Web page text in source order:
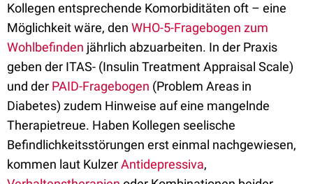
Kollegen entsprechende Komorbiditäten oft – eine
Möglichkeit wäre, den WHO-5-Fragebogen zum
Wohlbefinden jährlich abzuarbeiten. In der Praxis
geben der ITAS- (Insulin Treatment Appraisal Scale)
und der PAID-Fragebogen (Problem Areas in
Diabetes) zudem Hinweise auf eine mangelnde
Therapietreue. Haben Kollegen seelische
Befindlichkeitsstörungen erst einmal nachgewiesen,
kommen laut KulzerAntidepressiva,